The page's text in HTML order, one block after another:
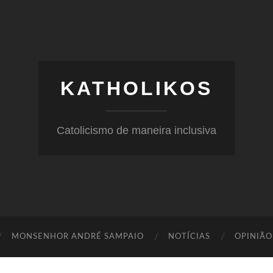
KATHOLIKOS
Catolicismo de maneira inclusiva
MONSENHOR ANDRÉ SAMPAIO NOTÍCIAS OPINIÃO